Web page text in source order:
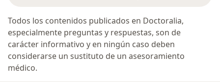
Todos los contenidos publicados en Doctoralia,
especialmente preguntas y respuestas, son de
carácter informativo y en ningún caso deben
considerarse un sustituto de un asesoramiento
médico.